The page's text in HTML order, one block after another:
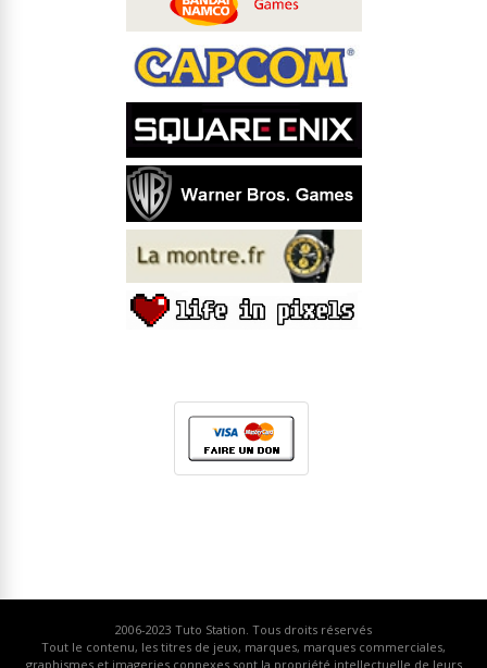
2006-2023 Tuto Station. Tous droits réservés
Tout le contenu, les titres de jeux, marques, marques commerciales,
graphismes et imageries connexes sont la propriété intellectuelle de leurs